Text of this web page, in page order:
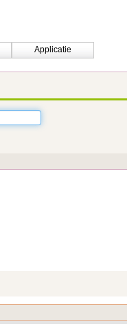
Applicatie